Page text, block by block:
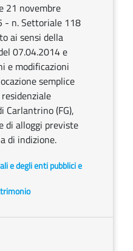
21 novembre
- n. Settoriale 118
ai sensi della
07.04.2014 e
e modificazioni
semplice
Carlantrino (FG),
di alloggi previste
di indizione.
e degli enti pubblici e